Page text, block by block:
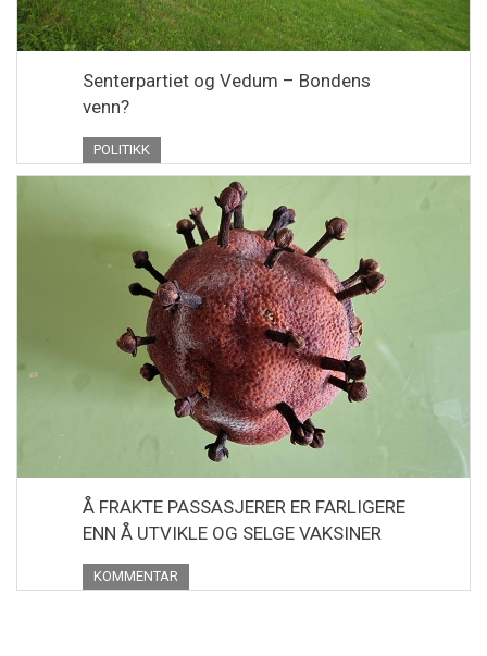
Senterpartiet og Vedum – Bondens
venn?
POLITIKK
Å FRAKTE PASSASJERER ER FARLIGERE
ENN Å UTVIKLE OG SELGE VAKSINER
KOMMENTAR